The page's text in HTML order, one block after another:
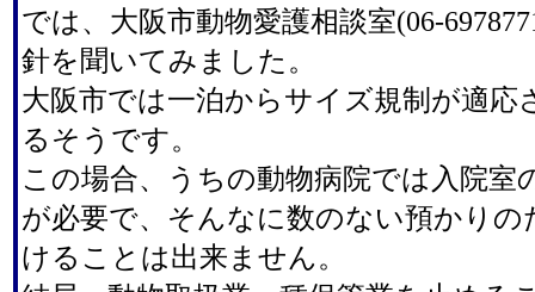
では、大阪市動物愛護相談室(06-
針を聞いてみました。
大阪市では一泊からサイズ規制が適応
るそうです。
この場合、うちの動物病院では入院室
が必要で、そんなに数のない預かりの
けることは出来ません。